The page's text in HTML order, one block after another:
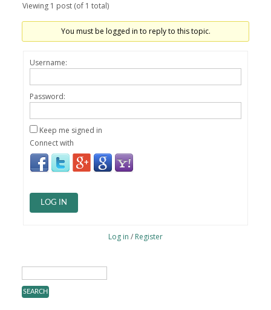
Viewing 1 post (of 1 total)
You must be logged in to reply to this topic.
Username:
Password:
Keep me signed in
Connect with
LOG IN
Log in / Register